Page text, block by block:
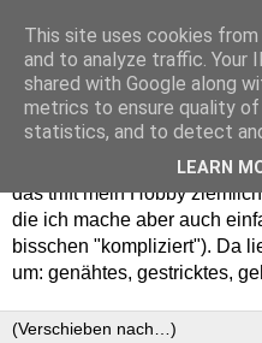
Willkommen in meinem
das trifft mein Hobby
die ich mache aber auch
bisschen "kompliziert"). Da
um: genähtes, gestricktes,
This site uses cookies
and to analyze traffic. Your
shared with Google along
metrics to ensure quality
statistics, and to detect
LEARN